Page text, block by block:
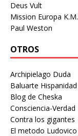
Deus Vult
Mission Europa K.M.
Paul Weston
OTROS
Archipielago Duda
Baluarte Hispanidad
Blog de Cheska
Consciencia-Verdad
Contra los gigantes
El metodo Ludovico